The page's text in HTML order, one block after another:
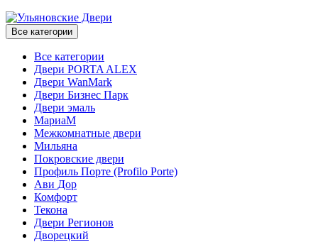
Все категории
Все категории
Двери PORTA ALEX
Двери WanMark
Двери Бизнес Парк
Двери эмаль
МариаМ
Межкомнатные двери
Мильяна
Покровские двери
Профиль Порте (Profilo Porte)
Ави Дор
Комфорт
Текона
Двери Регионов
Дворецкий